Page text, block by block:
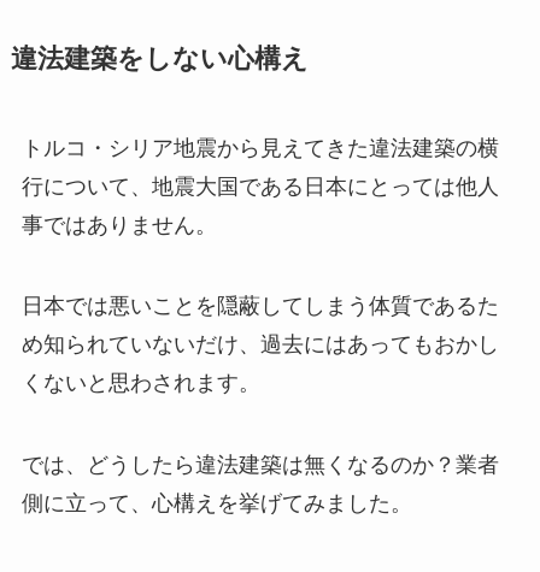
違法建築をしない心構え
トルコ・シリア地震から見えてきた違法建築の横
行について、地震大国である日本にとっては他人
事ではありません。
日本では悪いことを隠蔽してしまう体質であるた
め知られていないだけ、過去にはあってもおかし
くないと思わされます。
では、どうしたら違法建築は無くなるのか？業者
側に立って、心構えを挙げてみました。